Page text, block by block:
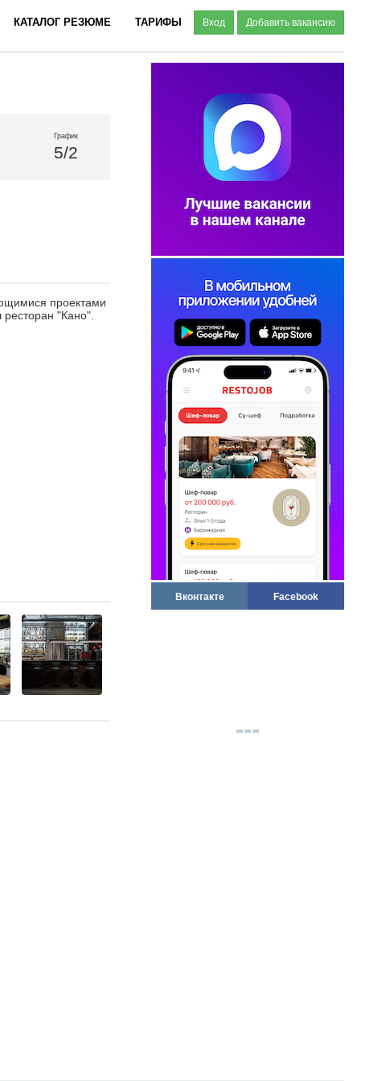
КАТАЛОГ РЕЗЮМЕ ТАРИФЫ Вход Добавить вакансию
Вконтакте Facebook
График
5/2
проектами
"Кано".